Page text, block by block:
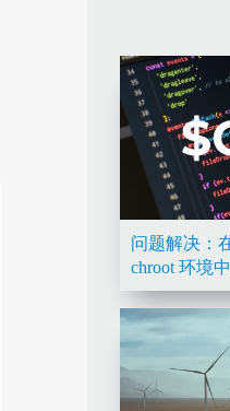
问题解决：
chroot 环境